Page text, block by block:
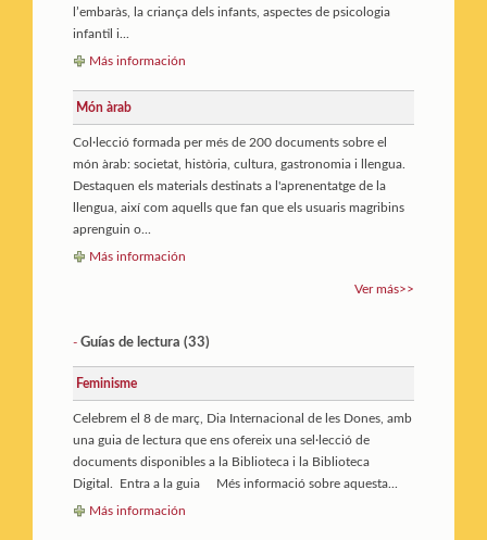
l’embaràs, la criança dels infants, aspectes de psicologia
infantil i...
Más información
Món àrab
Col·lecció formada per més de 200 documents sobre el
món àrab: societat, història, cultura, gastronomia i llengua.
Destaquen els materials destinats a l'aprenentatge de la
llengua, així com aquells que fan que els usuaris magribins
aprenguin o...
Más información
Ver más>>
- Guías de lectura (33)
Feminisme
Celebrem el 8 de març, Dia Internacional de les Dones, amb
una guia de lectura que ens ofereix una sel·lecció de
documents disponibles a la Biblioteca i la Biblioteca
Digital. Entra a la guia Més informació sobre aquesta...
Más información